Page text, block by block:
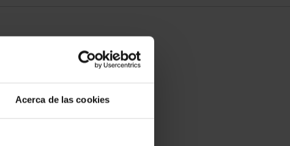
Acerca de las cookies